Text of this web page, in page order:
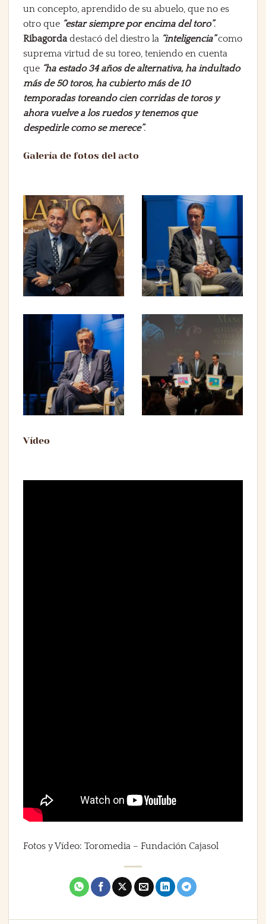
un concepto, aprendido de su abuelo, que no es
otro que “estar siempre por encima del toro”.
Ribagordadestacó del diestro la “inteligencia”como
suprema virtud de su toreo, teniendo en cuenta
que “ha estado 34 años de alternativa, ha indultado
más de 50 toros, ha cubierto más de 10
temporadas toreando cien corridas de toros y
ahora vuelve a los ruedos y tenemos que
despedirle como se merece”.
Galería de fotos del acto
Vídeo
Fotos y Vídeo: Toromedia – Fundación Cajasol